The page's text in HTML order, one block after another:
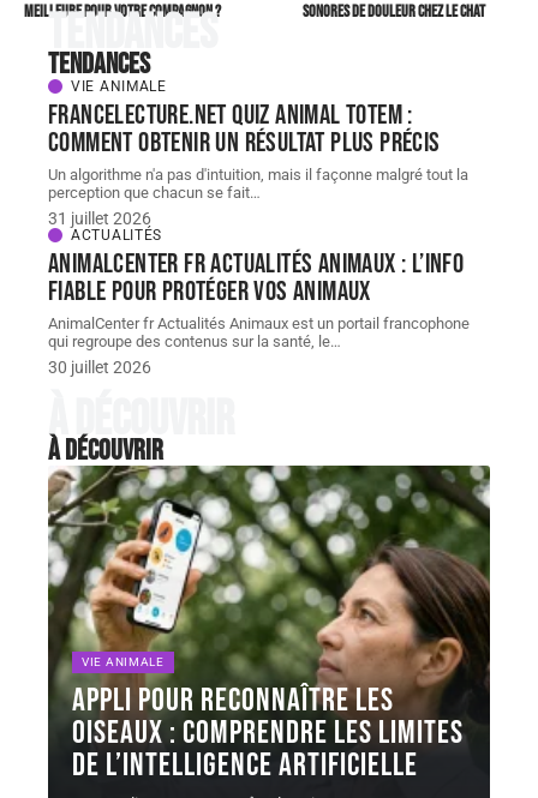
meilleure pour votre compagnon ?
sonores de douleur chez le chat
Tendances
Tendances
VIE ANIMALE
FranceLecture.net quiz animal totem :
comment obtenir un résultat plus précis
Un algorithme n'a pas d'intuition, mais il façonne malgré tout la
perception que chacun se fait…
31 juillet 2026
ACTUALITÉS
AnimalCenter fr Actualités Animaux : l’info
fiable pour protéger vos animaux
AnimalCenter fr Actualités Animaux est un portail francophone
qui regroupe des contenus sur la santé, le…
30 juillet 2026
À découvrir
À découvrir
VIE ANIMALE
Appli pour reconnaître les
oiseaux : comprendre les limites
de l’intelligence artificielle